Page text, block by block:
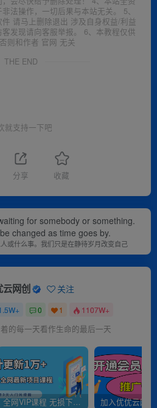
法操作，一切后果与本站无关。 5、
请马上删除退出 涉及自身权益/利益
发现请向客服举报。 6、本教程仅供
则和作者 官网 无关
THE END
就支持一下吧
分享 收藏
for somebody or something.
changed as time goes by.
或什么事。我们只是在静待岁月改变自己
网创 关注
0 1 1107W+
的每一天看作生命的最后一天
全网VIP课程 无损下载~